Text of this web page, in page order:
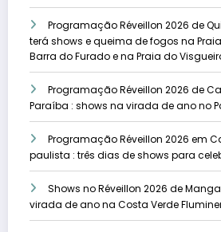
Programação Réveillon 2026 de
terá shows e queima de fogos na
Barra do Furado e na Praia do
Programação Réveillon 2026 de
Paraíba : shows na virada de ano no
Programação Réveillon 2026 em
paulista : três dias de shows para
Shows no Réveillon 2026 de
virada de ano na Costa Verde